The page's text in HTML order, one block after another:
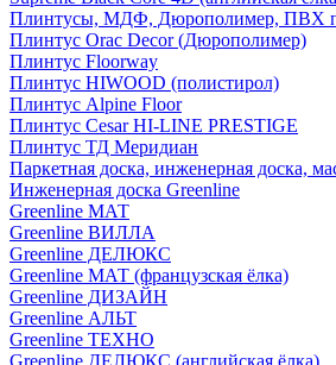
Плинтусы, МДФ, Дюрополимер, ПВХ
Плинтус Orac Decor (Дюрополимер)
Плинтус Floorway
Плинтус HIWOOD (полистирол)
Плинтус Alpine Floor
Плинтус Cesar HI-LINE PRESTIGE
Плинтус ТД Меридиан
Паркетная доска, инженерная доска,
Инженерная доска Greenline
Greenline МАТ
Greenline ВИЛЛА
Greenline ДЕЛЮКС
Greenline МАТ (французская ёлка)
Greenline ДИЗАЙН
Greenline АЛЬТ
Greenline ТЕХНО
Greenline ДЕЛЮКС (английская ёлка)